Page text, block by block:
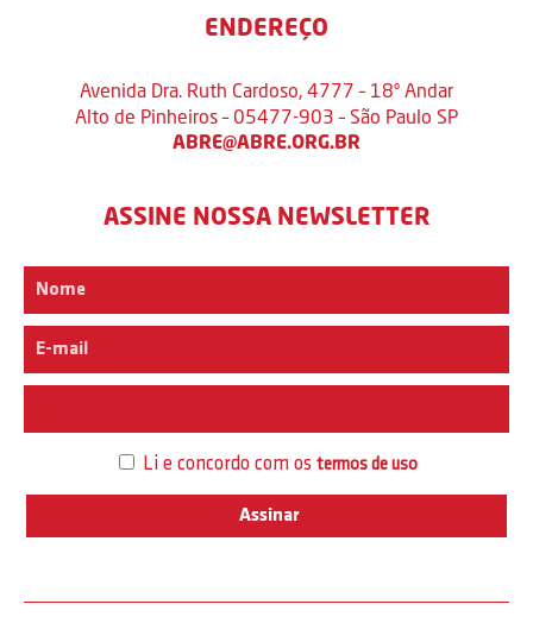
ENDEREÇO
Avenida Dra. Ruth Cardoso, 4777 – 18º Andar
Alto de Pinheiros – 05477-903 – São Paulo SP
ABRE@ABRE.ORG.BR
ASSINE NOSSA NEWSLETTER
Li e concordo com os termos de uso